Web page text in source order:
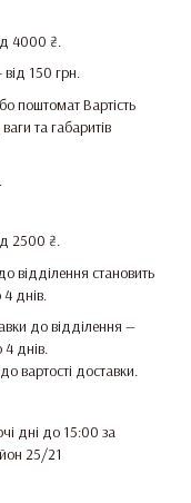
4000 ₴.
150 грн.
поштомат Вартість
та габаритів
2500 ₴.
відділення становить
днів.
до відділення —
днів.
вартості доставки.
дні до 15:00 за
25/21